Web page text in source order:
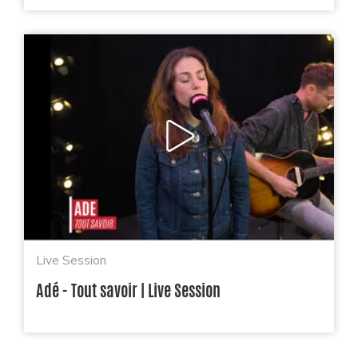
Live Session
Adé - Tout savoir | Live Session